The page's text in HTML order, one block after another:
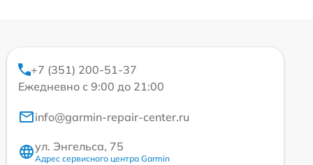
+7 (351) 200-51-37
Ежедневно с 9:00 до 21:00
info@garmin-repair-center.ru
ул. Энгельса, 75
Адрес сервисного центра Garmin